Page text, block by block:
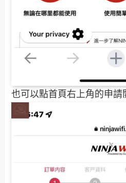
也可以點首頁右上角的申請